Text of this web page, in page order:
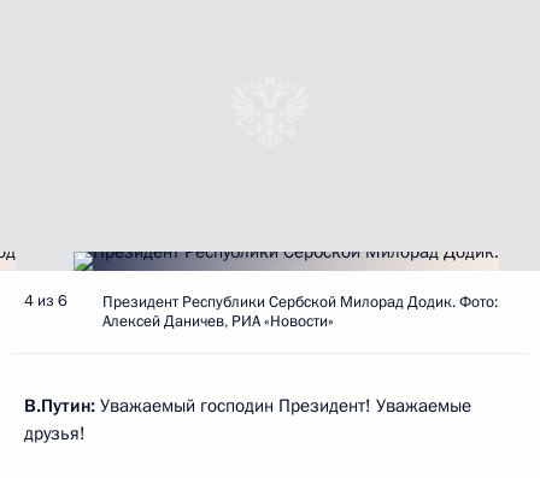
4 из 6
Президент Республики Сербской Милорад Додик. Фото:
Алексей Даничев, РИА «Новости»
В.Путин: Уважаемый господин Президент! Уважаемые
друзья!